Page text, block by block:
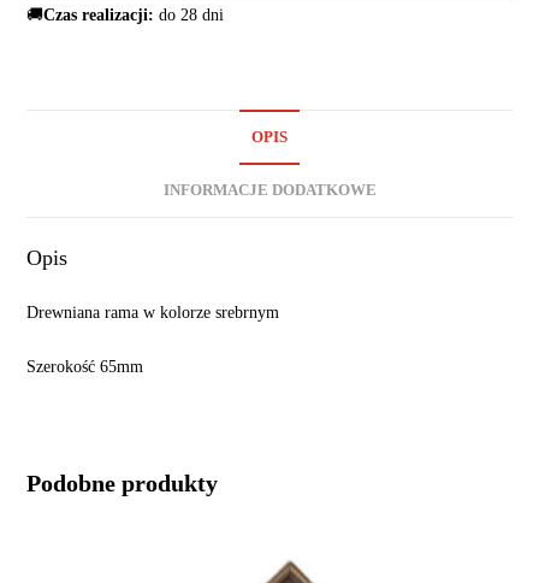
🚚Czas realizacji:do 28 dni
OPIS
INFORMACJE DODATKOWE
Opis
Drewniana rama w kolorze srebrnym
Szerokość 65mm
Podobne produkty